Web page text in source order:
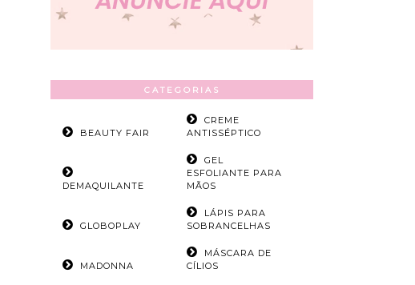
CATEGORIAS
BEAUTY FAIR
CREME
ANTISSÉPTICO
DEMAQUILANTE
GEL
ESFOLIANTE PARA
MÃOS
GLOBOPLAY
LÁPIS PARA
SOBRANCELHAS
MADONNA
MÁSCARA DE
CÍLIOS